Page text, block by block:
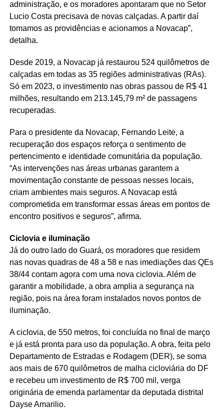
administração, e os moradores apontaram que no Setor
Lucio Costa precisava de novas calçadas. A partir daí
tomamos as providências e acionamos a Novacap”,
detalha.
Desde 2019, a Novacap já restaurou 524 quilômetros de
calçadas em todas as 35 regiões administrativas (RAs).
Só em 2023, o investimento nas obras passou de R$ 41
milhões, resultando em 213.145,79 m² de passagens
recuperadas.
Para o presidente da Novacap, Fernando Leite, a
recuperação dos espaços reforça o sentimento de
pertencimento e identidade comunitária da população.
“As intervenções nas áreas urbanas garantem a
movimentação constante de pessoas nesses locais,
criam ambientes mais seguros. A Novacap está
comprometida em transformar essas áreas em pontos de
encontro positivos e seguros”, afirma.
Ciclovia e iluminação
Já do outro lado do Guará, os moradores que residem
nas novas quadras de 48 a 58 e nas imediações das QEs
38/44 contam agora com uma nova ciclovia. Além de
garantir a mobilidade, a obra amplia a segurança na
região, pois na área foram instalados novos pontos de
iluminação.
A ciclovia, de 550 metros, foi concluída no final de março
e já está pronta para uso da população. A obra, feita pelo
Departamento de Estradas e Rodagem (DER), se soma
aos mais de 670 quilômetros de malha cicloviária do DF
e recebeu um investimento de R$ 700 mil, verga
originária de emenda parlamentar da deputada distrital
Dayse Amarilio.